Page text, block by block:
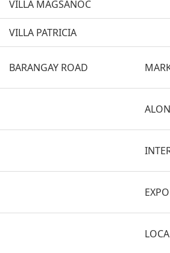
VILLA MAGSANOC
VILLA PATRICIA
BARANGAY ROAD